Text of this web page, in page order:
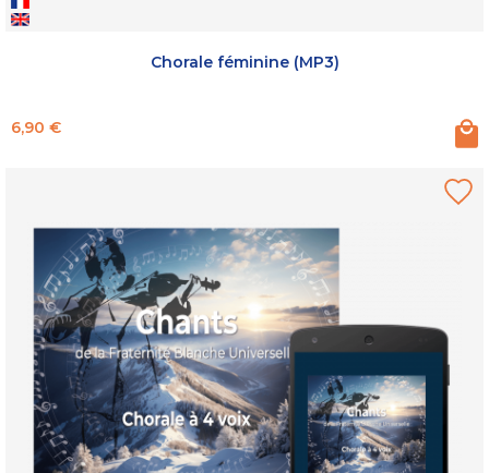
Chorale féminine (MP3)
Prix
6,90 €